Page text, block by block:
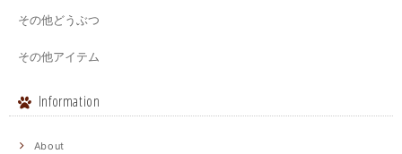
その他どうぶつ
その他アイテム
Information
About